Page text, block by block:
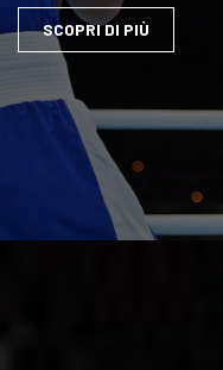
SCOPRI DI PIÙ